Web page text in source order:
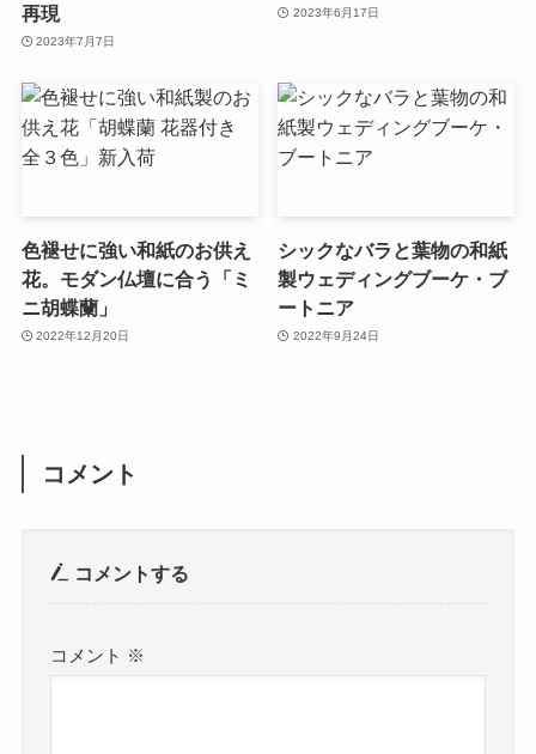
再現
2023年7月7日
2023年6月17日
色褪せに強い和紙のお供え
花。モダン仏壇に合う「ミ
ニ胡蝶蘭」
2022年12月20日
シックなバラと葉物の和紙
製ウェディングブーケ・ブ
ートニア
2022年9月24日
コメント
コメントする
コメント ※